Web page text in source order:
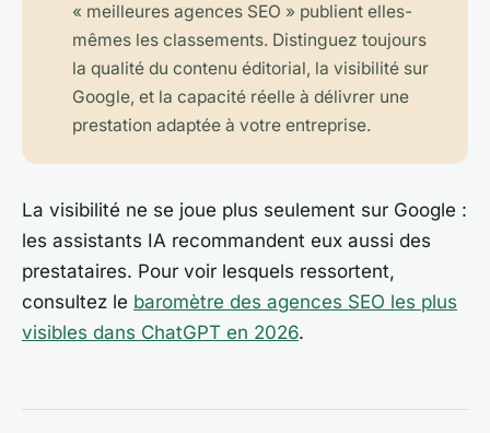
« meilleures agences SEO » publient elles-
mêmes les classements. Distinguez toujours
la qualité du contenu éditorial, la visibilité sur
Google, et la capacité réelle à délivrer une
prestation adaptée à votre entreprise.
La visibilité ne se joue plus seulement sur Google :
les assistants IA recommandent eux aussi des
prestataires. Pour voir lesquels ressortent,
consultez le baromètre des agences SEO les plus
visibles dans ChatGPT en 2026.